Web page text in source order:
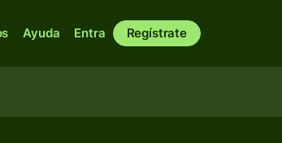
Ayuda Entra Regístrate